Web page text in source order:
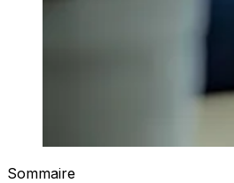
Sommaire